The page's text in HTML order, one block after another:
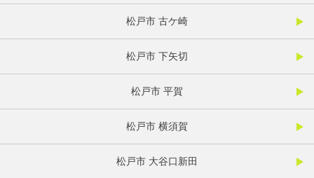
松戸市 古ケ崎
松戸市 下矢切
松戸市 平賀
松戸市 横須賀
松戸市 大谷口新田